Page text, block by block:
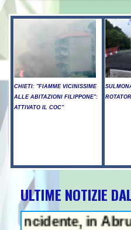
CHIETI: "FIAMME VICINISSIME
ALLE ABITAZIONI FILIPPONE":
ATTIVATO IL COC"
ULTIME NOTIZIE
in Abruzzo
-